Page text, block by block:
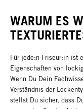
WARUM ES
Für jede:n Friseur:in ist
Eigenschaften von
Wenn Du Dein
Verständnis der
stellst Du sicher, dass